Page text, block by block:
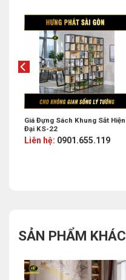
Giá Đựng Sách Khung Sắt Hiện
Đại KS-22
Liên hệ: 0901.655.119
SẢN PHẨM KHÁC